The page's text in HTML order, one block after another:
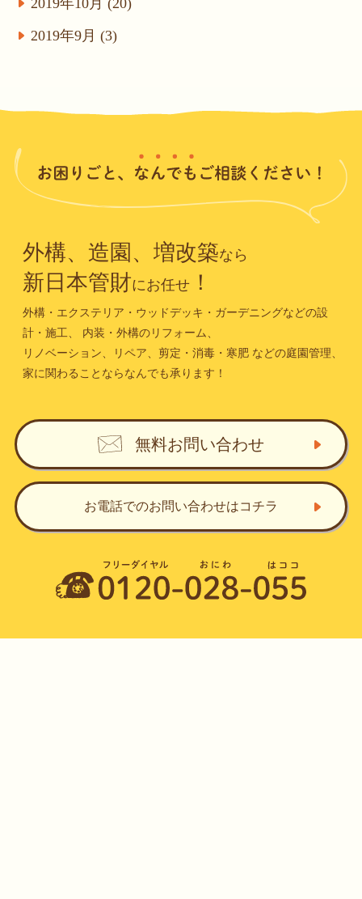
2019年10月 (20)
2019年9月 (3)
外構、造園、増改築なら
新日本管財にお任せ！
外構・エクステリア・ウッドデッキ・ガーデニングなどの設
計・施工、
内装・外構のリフォーム、
リノベーション、リペア、剪定・消毒・寒肥などの庭園管理、
家に関わることならなんでも承ります！
無料お問い合わせ
お電話でのお問い合わせはコチラ